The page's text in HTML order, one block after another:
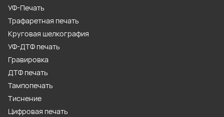
УФ-Печать
Трафаретная печать
Круговая шелкография
УФ-ДТФ печать
Гравировка
ДТФ печать
Тампопечать
Тиснение
Цифровая печать